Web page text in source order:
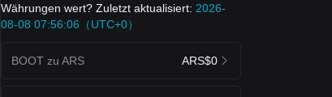
Währungen wert? Zuletzt aktualisiert: 2026-
08-08 07:56:06（UTC+0）
BOOT zu ARS ARS$0